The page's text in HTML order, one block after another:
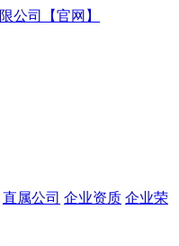
直属公司 企业资质 企业荣